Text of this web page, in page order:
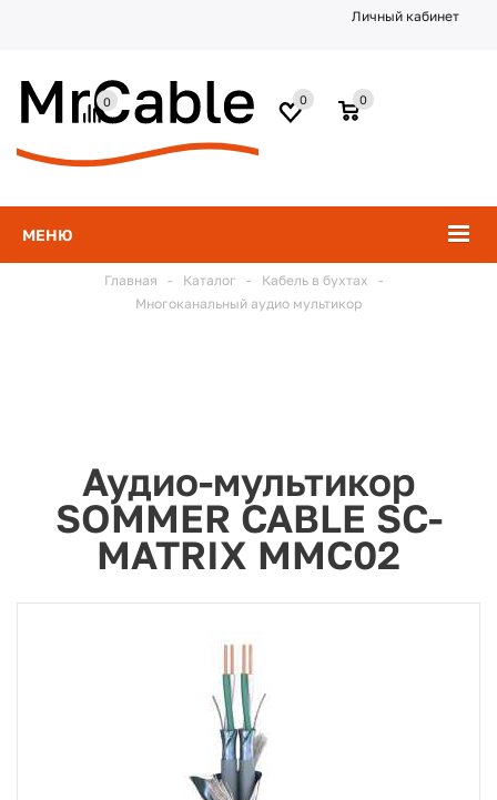
Личный кабинет
МЕНЮ
0
0
0
Главная - Каталог - Кабель в бухтах
-
Многоканальный аудио мультикор
Аудио-мультикор
SOMMER CABLE SC-
MATRIX MMC02